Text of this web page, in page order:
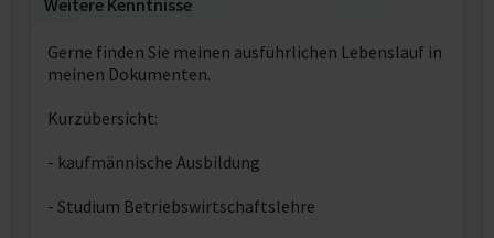
Weitere Kenntnisse
Gerne finden Sie meinen ausführlichen Lebenslauf in
meinen Dokumenten.
Kurzübersicht:
- kaufmännische Ausbildung
- Studium Betriebswirtschaftslehre